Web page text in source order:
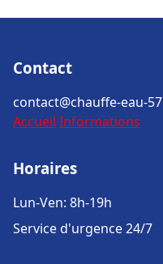
Contact
contact@chauffe-eau-
Accueil Informations
Horaires
Lun-Ven: 8h-19h
Service d'urgence 24/7